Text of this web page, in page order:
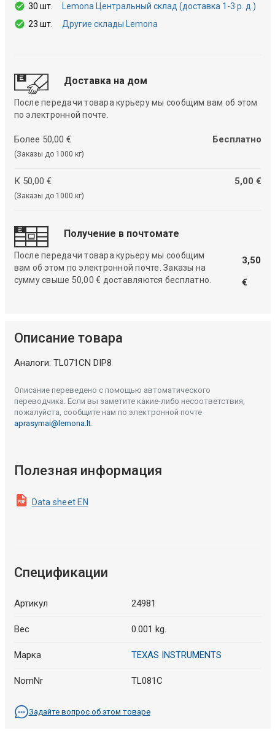
30 шт.
Lemona Центральный склад (доставка 1-3 р. д.)
23 шт.
Другие склады Lemona
Доставка на дом
После передачи товара курьеру мы сообщим вам об этом
по электронной почте.
Более 50,00 €
(Заказы до 1000 кг)
Бесплатно
К 50,00 €
(Заказы до 1000 кг)
5,00 €
Получение в почтомате
После передачи товара курьеру мы сообщим
вам об этом по электронной почте. Заказы на
сумму свыше 50,00 € доставляются бесплатно.
3,50
€
Описание товара
Аналоги: TL071CN DIP8
Описание переведено с помощью автоматического
переводчика. Если вы заметите какие-либо несоответствия,
пожалуйста, сообщите нам по электронной почте
aprasymai@lemona.lt.
Полезная информация
Data sheet EN
Спецификации
Артикул 24981
Вес 0.001 kg.
Марка TEXAS INSTRUMENTS
NomNr TL081C
Задайте вопрос об этом товаре